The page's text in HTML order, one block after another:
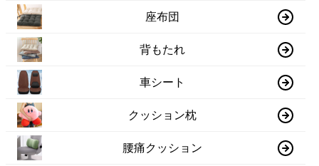
座布団
背もたれ
車シート
クッション枕
腰痛クッション